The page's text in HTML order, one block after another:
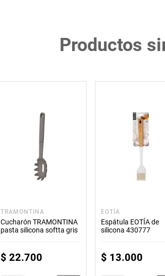
Productos
TRAMONTINA
Cucharón TRAMONTINA
pasta silicona softta gris
$ 22.700
EOTÍA
Espátula EOTÍA de
silicona 430777
$ 13.000